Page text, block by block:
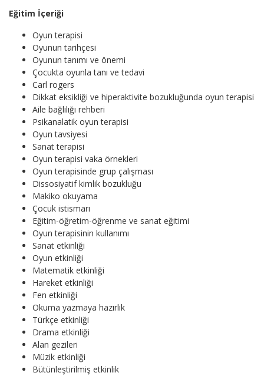
Eğitim İçeriği
Oyun terapisi
Oyunun tarihçesi
Oyunun tanımı ve önemi
Çocukta oyunla tanı ve tedavi
Carl rogers
Dikkat eksikliği ve hiperaktivite bozukluğunda oyun terapisi
Aile bağlılığı rehberi
Psikanalatik oyun terapisi
Oyun tavsiyesi
Sanat terapisi
Oyun terapisi vaka örnekleri
Oyun terapisinde grup çalışması
Dissosiyatif kimlik bozukluğu
Makiko okuyama
Çocuk istismarı
Eğitim-öğretim-öğrenme ve sanat eğitimi
Oyun terapisinin kullanımı
Sanat etkinliği
Oyun etkinliği
Matematik etkinliği
Hareket etkinliği
Fen etkinliği
Okuma yazmaya hazırlık
Türkçe etkinliği
Drama etkinliği
Alan gezileri
Müzik etkinliği
Bütünleştirilmiş etkinlik